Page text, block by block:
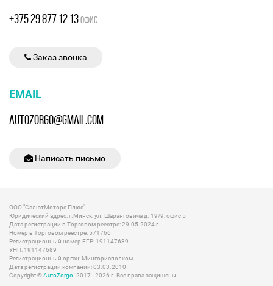
+375 29 877 12 13ОФИС
Заказ звонка
EMAIL
AUTOZORGO@GMAIL.COM
Написать письмо
ООО "СалютМоторс Плюс"
Юридический адрес: г.Минск, ул. Шаранговича д. 19/9, офис 5
Дата регистрации в Торговом реестре: 29.05.2024 г.
Номер в Торговом реестре: 571766
Регистрационный номер ЕГР: 191147689
УНП: 191147689
Регистрационный орган: Мингорисполком
Дата регистрации компании: 03.03.2010
Copyright ©AutoZorgo . 2017 - 2026 г. Все права защищены